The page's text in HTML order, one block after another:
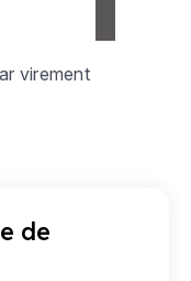
virement
de